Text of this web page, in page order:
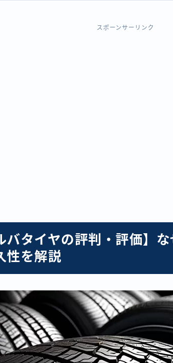
スポーンサーリンク
バタイヤの評判・評価】
性を解説